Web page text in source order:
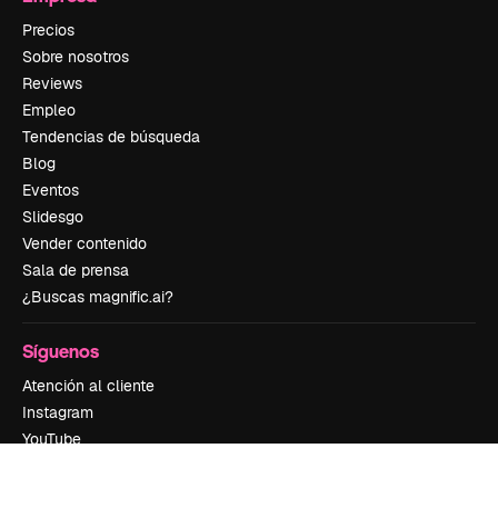
Precios
Sobre nosotros
Reviews
Empleo
Tendencias de búsqueda
Blog
Eventos
Slidesgo
Vender contenido
Sala de prensa
¿Buscas magnific.ai?
Síguenos
Atención al cliente
Instagram
YouTube